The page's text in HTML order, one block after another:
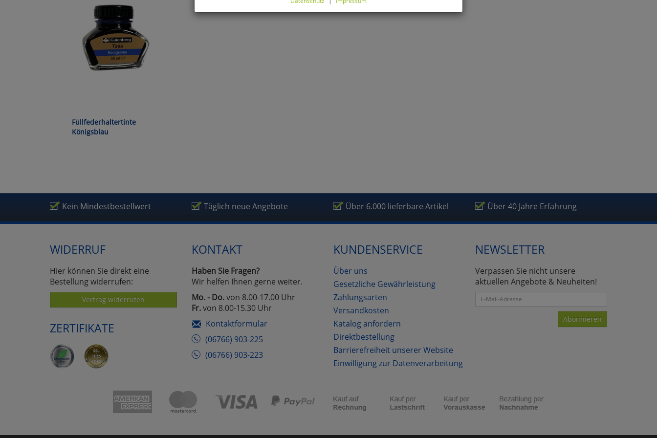
Füllfederhaltertinte
Königsblau
Kein Mindestbestellwert Täglich neue Angebote Über 6.000 lieferbare Artikel Über 40 Jahre Erfahrung
WIDERRUF
Hier können Sie direkt eine
Bestellung widerrufen:
Vertrag widerrufen
ZERTIFIKATE
KONTAKT
Haben Sie Fragen?
Wir helfen Ihnen gerne weiter.
Mo. - Do.von 8.00-17.00 Uhr
Fr.von 8.00-15.30 Uhr
Kontaktformular
(06766) 903-225
(06766) 903-223
KUNDENSERVICE
Über uns
Gesetzliche Gewährleistung
Zahlungsarten
Versandkosten
Katalog anfordern
Direktbestellung
Barrierefreiheit unserer Website
Einwilligung zur Datenverarbeitung
NEWSLETTER
Verpassen Sie nicht unsere
aktuellen Angebote & Neuheiten!
Abonnieren
Cookies ablehnen, wird Ihr Besuch nur mit zwingend notwendigen Cookies
Umfragetools
Cookies
Alle Akzeptieren Cookies
Einstellungen speichern
zurückzu Haupptseite Zustimmung Datenverarbeitung (Seitenende)